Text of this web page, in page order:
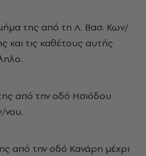
της από τη Λ. Βασ. Κων/
και τις καθέτους αυτής
από την οδό Ησιόδου
νου.
από την οδό Κανάρη μέχρι